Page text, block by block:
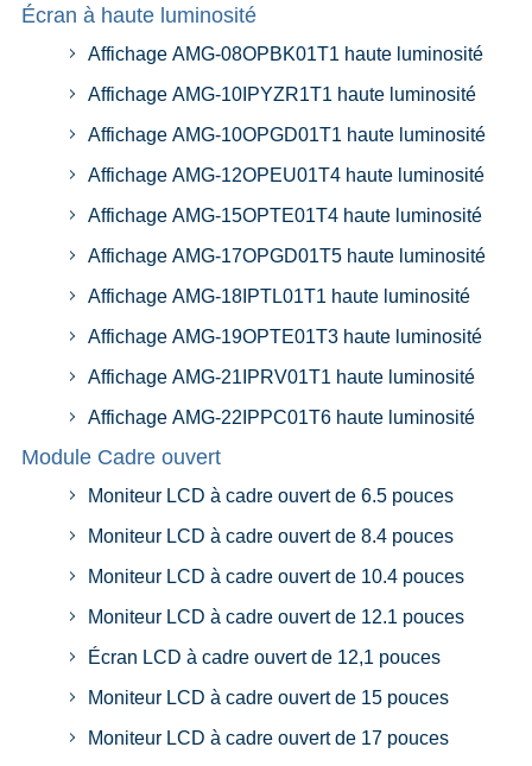
Écran à haute luminosité
Affichage AMG-08OPBK01T1 haute luminosité
Affichage AMG-10IPYZR1T1 haute luminosité
Affichage AMG-10OPGD01T1 haute luminosité
Affichage AMG-12OPEU01T4 haute luminosité
Affichage AMG-15OPTE01T4 haute luminosité
Affichage AMG-17OPGD01T5 haute luminosité
Affichage AMG-18IPTL01T1 haute luminosité
Affichage AMG-19OPTE01T3 haute luminosité
Affichage AMG-21IPRV01T1 haute luminosité
Affichage AMG-22IPPC01T6 haute luminosité
Module Cadre ouvert
Moniteur LCD à cadre ouvert de 6.5 pouces
Moniteur LCD à cadre ouvert de 8.4 pouces
Moniteur LCD à cadre ouvert de 10.4 pouces
Moniteur LCD à cadre ouvert de 12.1 pouces
Écran LCD à cadre ouvert de 12,1 pouces
Moniteur LCD à cadre ouvert de 15 pouces
Moniteur LCD à cadre ouvert de 17 pouces